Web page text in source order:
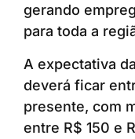
gerando
para toda a
A expectativa
deverá ficar
presente, com
entre R$ 150 e